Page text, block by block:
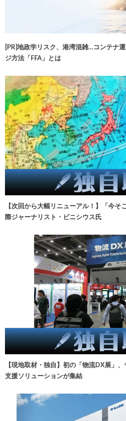
[PR]地政学リスク、港湾混雑…コンテナ
ジ方法「FFA」とは
【次回から大幅リニューアル！】「今
際ジャーナリスト・ビニシウス氏
【現地取材・独自】初の「物流DX展」
支援ソリューションが集結